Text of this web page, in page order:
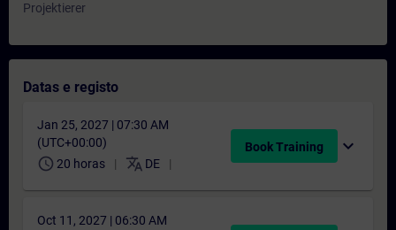
Projektierer
Datas e registo
Jan 25, 2027 | 07:30 AM
(UTC+00:00)
schedule 20 horas translate DE
Book Training expand_more
Oct 11, 2027 | 06:30 AM